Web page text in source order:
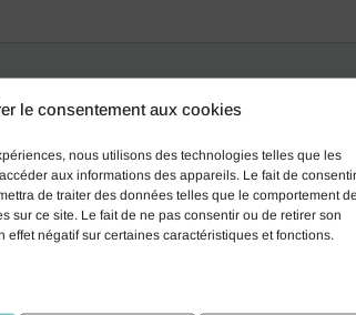
le consentement aux cookies
nous utilisons des technologies telles que les
aux informations des appareils. Le fait de
de traiter des données telles que le comportement
sur ce site. Le fait de ne pas consentir ou de retirer son
effet négatif sur certaines caractéristiques et fonctions.